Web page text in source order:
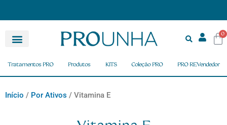
0
Tratamentos PRO Produtos KITS Coleção PRO PRO REVendedor
Início / Por Ativos / Vitamina E